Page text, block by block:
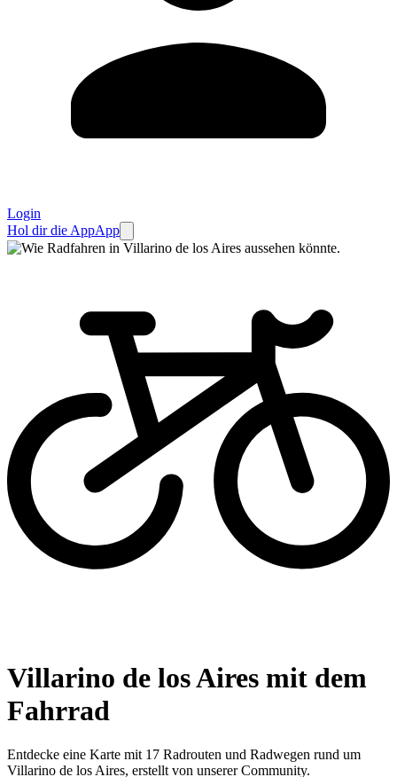
Login
Hol dir die AppApp
Villarino de los Aires mit dem
Fahrrad
Entdecke eine Karte mit 17 Radrouten und Radwegen rund um
Villarino de los Aires, erstellt von unserer Community.